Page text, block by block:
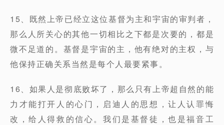
15、既然上帝已经立这位基督为主和宇宙的审判者，
那么人所关心的其他一切相比之下都是次要的，都是
微不足道的。基督是宇宙的主，他有绝对的主权，与
他保持正确关系当然是每个人最要紧事。
16、如果人是彻底败坏了，那么只有上帝超自然的能
力才能打开人的心门，启迪人的思想，让人认罪悔
改，给人得救的信心。我们是基督徒，也是福音工